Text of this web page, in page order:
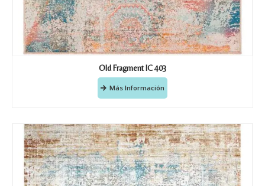
Old Fragment IC 403
Más Información